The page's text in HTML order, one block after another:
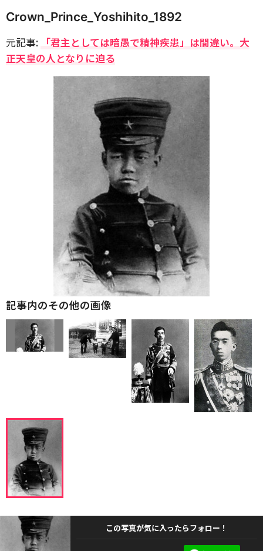
Crown_Prince_Yoshihito_1892
元記事: 「君主としては暗愚で精神疾患」は間違い。大
正天皇の人となりに迫る
記事内のその他の画像
この写真が気に入ったらフォロー！